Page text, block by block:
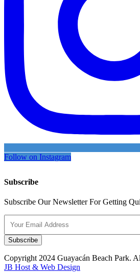
Follow on Instagram
Subscribe
Subscribe Our Newsletter For Getting
Subscribe
Copyright 2024 Guayacán Beach Park.
JB Host & Web Design